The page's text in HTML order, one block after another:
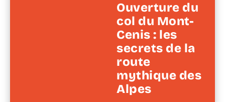
Ouverture du
col du Mont-
Cenis : les
secrets de la
route
mythique des
Alpes